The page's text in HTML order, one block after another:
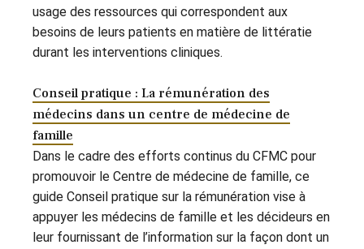
usage des ressources qui correspondent aux
besoins de leurs patients en matière de littératie
durant les interventions cliniques.
Conseil pratique : La rémunération des
médecins dans un centre de médecine de
famille
Dans le cadre des efforts continus du CFMC pour
promouvoir le Centre de médecine de famille, ce
guide Conseil pratique sur la rémunération vise à
appuyer les médecins de famille et les décideurs en
leur fournissant de l’information sur la façon dont un